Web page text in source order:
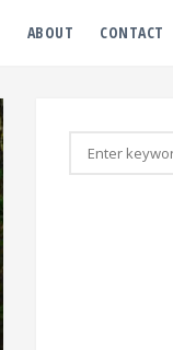
ABOUT CONTACT